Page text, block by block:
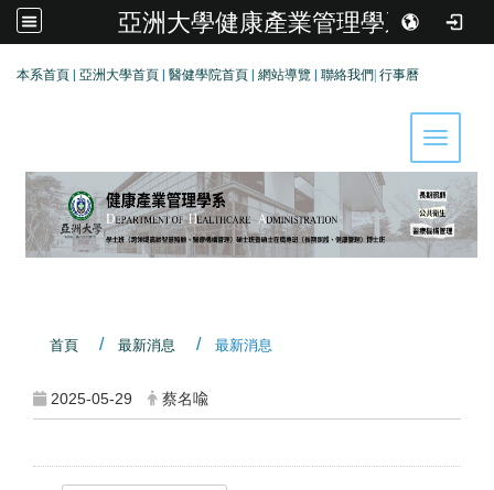
亞洲大學健康產業管理學系
本系首頁 亞洲大學首頁 醫健學院首頁 網站導覽 聯絡我們 行事曆
Toggle
首頁 最新消息 最新消息
2025-05-29 蔡名喩